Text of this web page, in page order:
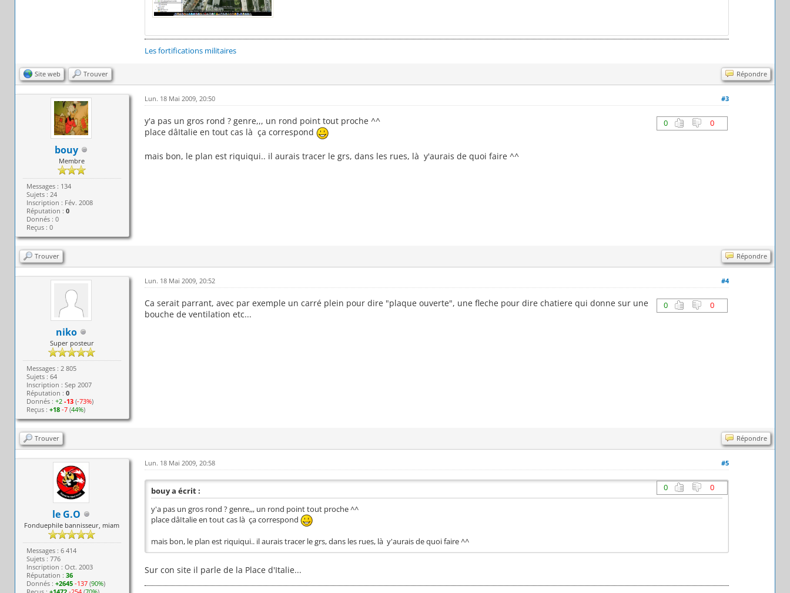
Les fortifications militaires
Site web Trouver Répondre
bouy
Membre
Messages : 134
Sujets : 24
Inscription : Fév. 2008
Réputation : 0
Donnés : 0
Reçus : 0
#3
Lun. 18 Mai 2009, 20:50
0 0
y'a pas un gros rond ? genre,,, un rond point tout proche ^^
place dâItalie en tout cas là ça correspond
mais bon, le plan est riquiqui.. il aurais tracer le grs, dans les rues, là y'aurais de quoi faire ^^
Trouver Répondre
niko
Super posteur
Messages : 2 805
Sujets : 64
Inscription : Sep 2007
Réputation : 0
Donnés : +2 -13(-73%)
Reçus : +18 -7(44%)
#4
Lun. 18 Mai 2009, 20:52
0 0
Ca serait parrant, avec par exemple un carré plein pour dire "plaque ouverte", une fleche pour dire chatiere qui donne sur une
bouche de ventilation etc...
Trouver Répondre
le G.O
Fonduephile bannisseur, miam
Messages : 6 414
Sujets : 776
Inscription : Oct. 2003
Réputation : 36
Donnés : +2645 -137(90%)
#5
Lun. 18 Mai 2009, 20:58
0 0
bouy a écrit :
y'a pas un gros rond ? genre,,, un rond point tout proche ^^
place dâItalie en tout cas là ça correspond
mais bon, le plan est riquiqui.. il aurais tracer le grs, dans les rues, là y'aurais de quoi faire ^^
Sur con site il parle de la Place d'Italie...